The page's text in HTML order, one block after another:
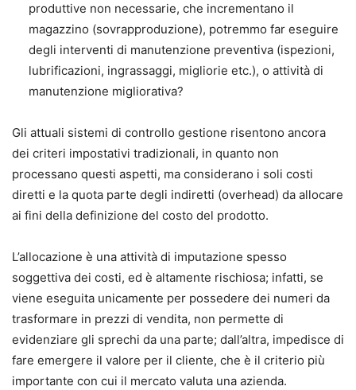
produttive non necessarie, che incrementano il
magazzino (sovrapproduzione), potremmo far eseguire
degli interventi di manutenzione preventiva (ispezioni,
lubrificazioni, ingrassaggi, migliorie etc.), o attività di
manutenzione migliorativa?
Gli attuali sistemi di controllo gestione risentono ancora
dei criteri impostativi tradizionali, in quanto non
processano questi aspetti, ma considerano i soli costi
diretti e la quota parte degli indiretti (overhead) da allocare
ai fini della definizione del costo del prodotto.
L’allocazione è una attività di imputazione spesso
soggettiva dei costi, ed è altamente rischiosa; infatti, se
viene eseguita unicamente per possedere dei numeri da
trasformare in prezzi di vendita, non permette di
evidenziare gli sprechi da una parte; dall’altra, impedisce di
fare emergere il valore per il cliente, che è il criterio più
importante con cui il mercato valuta una azienda.